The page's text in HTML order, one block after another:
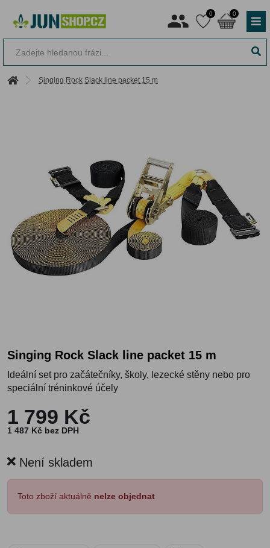
0 0
Singing Rock Slack line packet 15 m
Singing Rock Slack line packet 15 m
Ideální set pro začátečníky, školy, lezecké stěny nebo pro
speciální tréninkové účely
1 799 Kč
1 487 Kč bez DPH
Není skladem
Toto zboží aktuálně nelze objednat